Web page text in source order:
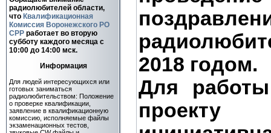
радиолюбителей области,
что Квалификационная
Комиссия Воронежского РО
СРР работает во вторую
субботу каждого месяца c
10:00 до 14:00 мск.
Информация
Для людей интересующихся или
готовых заниматься
радиолюбительством: Положение
о проверке квалификации,
заявление в квалификационную
комиссию, исполняемые файлы
экзаменационных тестов,
2018 годом.
Для